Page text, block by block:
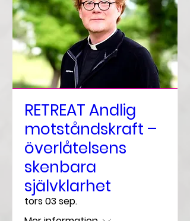
RETREAT Andlig
motståndskraft –
överlåtelsens
skenbara
självklarhet
tors 03 sep.